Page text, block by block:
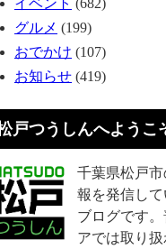
イベント (682)
グルメ (199)
おでかけ (107)
お知らせ (419)
戸つうしんへようこ
千葉県松戸
報を発信し
ブログです
アでは取り